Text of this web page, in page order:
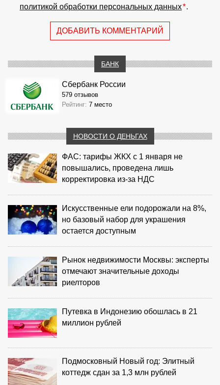
политикой обработки персональных данных*.
ДОБАВИТЬ КОММЕНТАРИЙ
БАНК
Сбербанк России
579 отзывов
Рейтинг: 7 место
НОВОСТИ О ДЕНЬГАХ
ФАС: тарифы ЖКХ с 1 января не
повышались, проведена лишь
корректировка из‑за НДС
Искусственные ели подорожали на 8%,
но базовый набор для украшения
остается доступным
Рынок недвижимости Москвы: эксперты
отмечают значительные доходы
риелторов
Путевка в Индонезию обошлась в 21
миллион рублей
Подмосковный Новый год: Элитный
коттедж сдан за 1,3 млн рублей